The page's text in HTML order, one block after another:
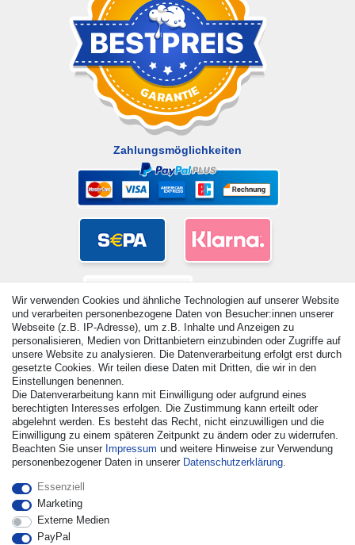
Zahlungsmöglichkeiten
© Copyright 2026 | Alle Rechte vorbehalten. - Alle Rechte
vorbehalten. Preisangaben inkl. gesetzl. 19% MwSt. |
Grundpreise siehe Artikeldetail | *Gilt für Lieferungen nach
Deutschland!
Vertrag widerrufen Kontakt
Wir verwenden Cookies und ähnliche Technologien auf unserer Website
und verarbeiten personenbezogene Daten von Besucher:innen unserer
Webseite (z.B. IP-Adresse), um z.B. Inhalte und Anzeigen zu
personalisieren, Medien von Drittanbietern einzubinden oder Zugriffe auf
unsere Website zu analysieren. Die Datenverarbeitung erfolgt erst durch
gesetzte Cookies. Wir teilen diese Daten mit Dritten, die wir in den
Einstellungen benennen.
Die Datenverarbeitung kann mit Einwilligung oder aufgrund eines
berechtigten Interesses erfolgen. Die Zustimmung kann erteilt oder
abgelehnt werden. Es besteht das Recht, nicht einzuwilligen und die
Einwilligung zu einem späteren Zeitpunkt zu ändern oder zu widerrufen.
Beachten Sie unser Impressum und weitere Hinweise zur Verwendung
personenbezogener Daten in unserer Daten­schutz­erklärung.
Essenziell
Marketing
Externe Medien
PayPal